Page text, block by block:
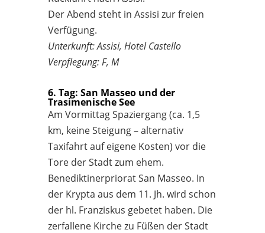
Der Abend steht in Assisi zur freien
Verfügung.
Unterkunft: Assisi, Hotel Castello
Verpflegung: F, M
6. Tag: San Masseo und der
Trasimenische See
Am Vormittag Spaziergang (ca. 1,5
km, keine Steigung – alternativ
Taxifahrt auf eigene Kosten) vor die
Tore der Stadt zum ehem.
Benediktinerpriorat San Masseo. In
der Krypta aus dem 11. Jh. wird schon
der hl. Franziskus gebetet haben. Die
zerfallene Kirche zu Füßen der Stadt